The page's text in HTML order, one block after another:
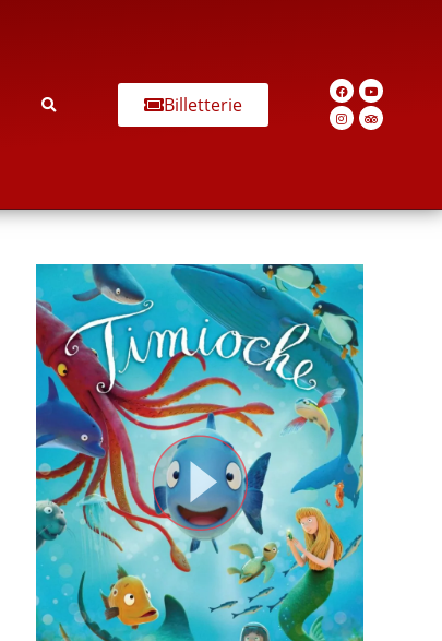
Billetterie